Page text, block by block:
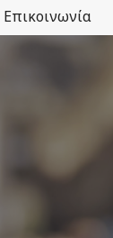
Επικοινωνία